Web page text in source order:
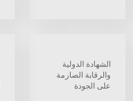
الشهادة الدولية
والرقابة الصارمة
على الجودة